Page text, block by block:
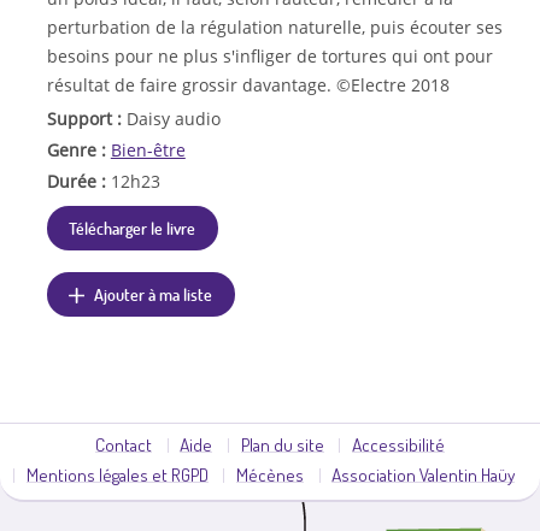
perturbation de la régulation naturelle, puis écouter ses
besoins pour ne plus s'infliger de tortures qui ont pour
résultat de faire grossir davantage. ©Electre 2018
Support : Daisy audio
Genre : Bien-être
Durée : 12h23
Télécharger le livre
Ajouter à ma liste
Contact Aide Plan du site
Accessibilité
Mentions légales et RGPD
Mécènes Association Valentin Haüy